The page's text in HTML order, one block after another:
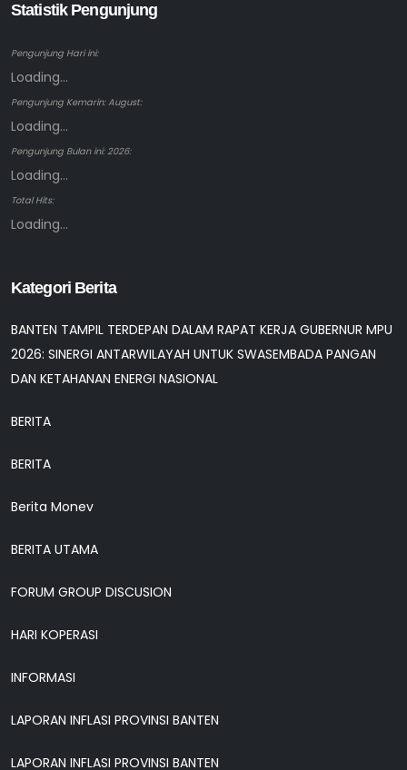
Statistik Pengunjung
Pengunjung Hari ini:
Loading...
Pengunjung Kemarin: August:
Loading...
Pengunjung Bulan ini: 2026:
Loading...
Total Hits:
Loading...
Kategori Berita
BANTEN TAMPIL TERDEPAN DALAM RAPAT KERJA GUBERNUR MPU
2026: SINERGI ANTARWILAYAH UNTUK SWASEMBADA PANGAN
DAN KETAHANAN ENERGI NASIONAL
BERITA
BERITA
Berita Monev
BERITA UTAMA
FORUM GROUP DISCUSION
HARI KOPERASI
INFORMASI
LAPORAN INFLASI PROVINSI BANTEN
LAPORAN INFLASI PROVINSI BANTEN